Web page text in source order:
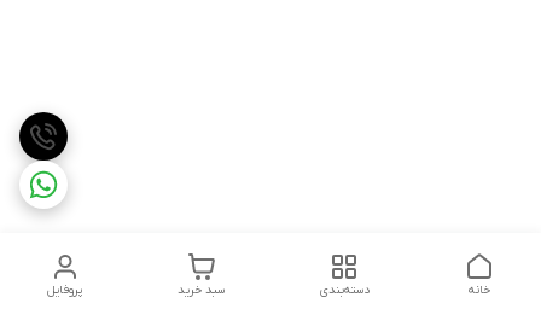
پروفایل سبد خرید دسته‌بندی خانه